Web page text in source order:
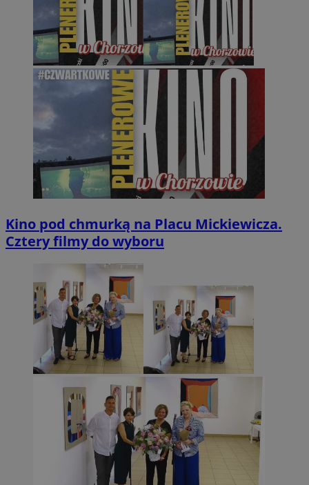
Kino pod chmurką na Placu Mickiewicza.
Cztery filmy do wyboru